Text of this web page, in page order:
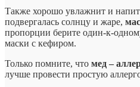
Также хорошо увлажнит и
подвергалась солнцу и жаре,
пропорции берите один-к-
маски с кефиром.
Только помните, что мед –
лучше провести простую